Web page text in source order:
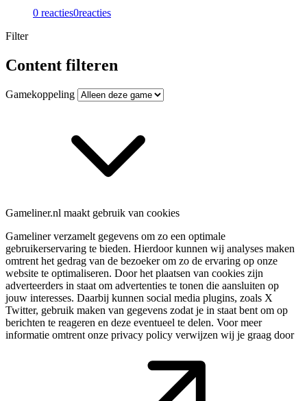
0 reacties0reacties
Filter
Content filteren
Gamekoppeling
Gameliner.nl maakt gebruik van cookies
Gameliner verzamelt gegevens om zo een optimale
gebruikerservaring te bieden. Hierdoor kunnen wij analyses maken
omtrent het gedrag van de bezoeker om zo de ervaring op onze
website te optimaliseren. Door het plaatsen van cookies zijn
adverteerders in staat om advertenties te tonen die aansluiten op
jouw interesses. Daarbij kunnen social media plugins, zoals X
Twitter, gebruik maken van gegevens zodat je in staat bent om op
berichten te reageren en deze eventueel te delen. Voor meer
informatie omtrent onze privacy policy verwijzen wij je graag door